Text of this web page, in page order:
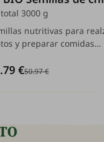
3000 g
nutritivas para
y preparar comidas
€50.97 €